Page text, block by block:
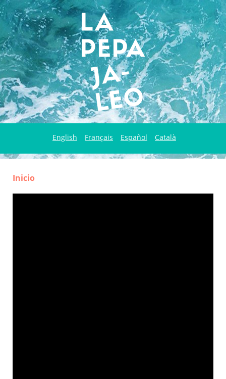
English Français Español Català
Inicio